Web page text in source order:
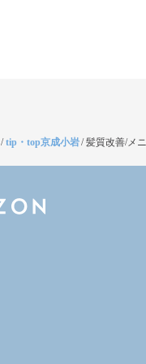
/tip・top京成小岩/髪質改善/メ